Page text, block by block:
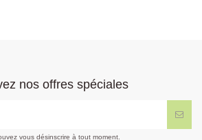
nos offres spéciales
vous désinscrire à tout moment.